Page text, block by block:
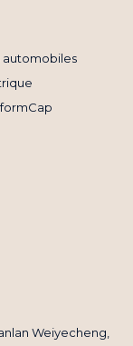
automobiles
Weiyecheng,